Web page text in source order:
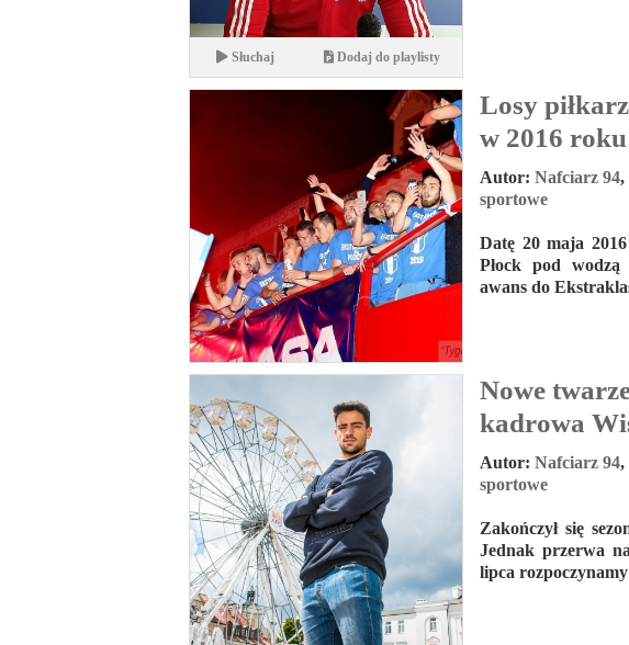
Słuchaj Dodaj do playlisty
Losy
w 2016 roku
Autor: Nafciarz 94,
sportowe
Datę 20 maja
Płock pod
awans do
Nowe
kadrowa
Autor: Nafciarz 94,
sportowe
Zakończył się
Jednak przerwa
lipca